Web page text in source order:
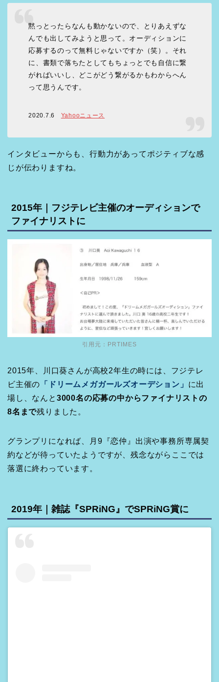
黙っとったらなんも動かないので、とりあえずな
んでも出してみようと思って。オーディションに
応募するのって無料じゃないですか（笑）。それ
に、書類で落ちたとしてもちょっとでも自信に繋
がればいいし、どこがどう繋がるかもわからへん
って思うんです。
2020.7.6 Yahooニュース
インタビューからも、行動力があってポジティブな感
じが伝わりますね。
2015年｜フジテレビ主催のオーディションで
ファイナリストに
引用元：PRTIMES
2015年、川口葵さんが高校2年生の時には、フジテレ
ビ主催の 「ドリームメガガールズオーデション」 に出
場し、なんと 3000名の応募の中からファイナリストの
8名まで残りました。
グランプリになれば、月9『恋仲』出演や事務所専属契
約などが待っていたようですが、残念ながらここでは
落選に終わっています。
2019年｜雑誌『SPRiNG』でSPRiNG賞に